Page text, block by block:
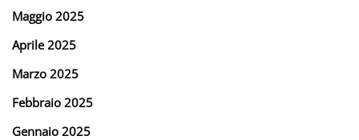
Maggio 2025
Aprile 2025
Marzo 2025
Febbraio 2025
Gennaio 2025